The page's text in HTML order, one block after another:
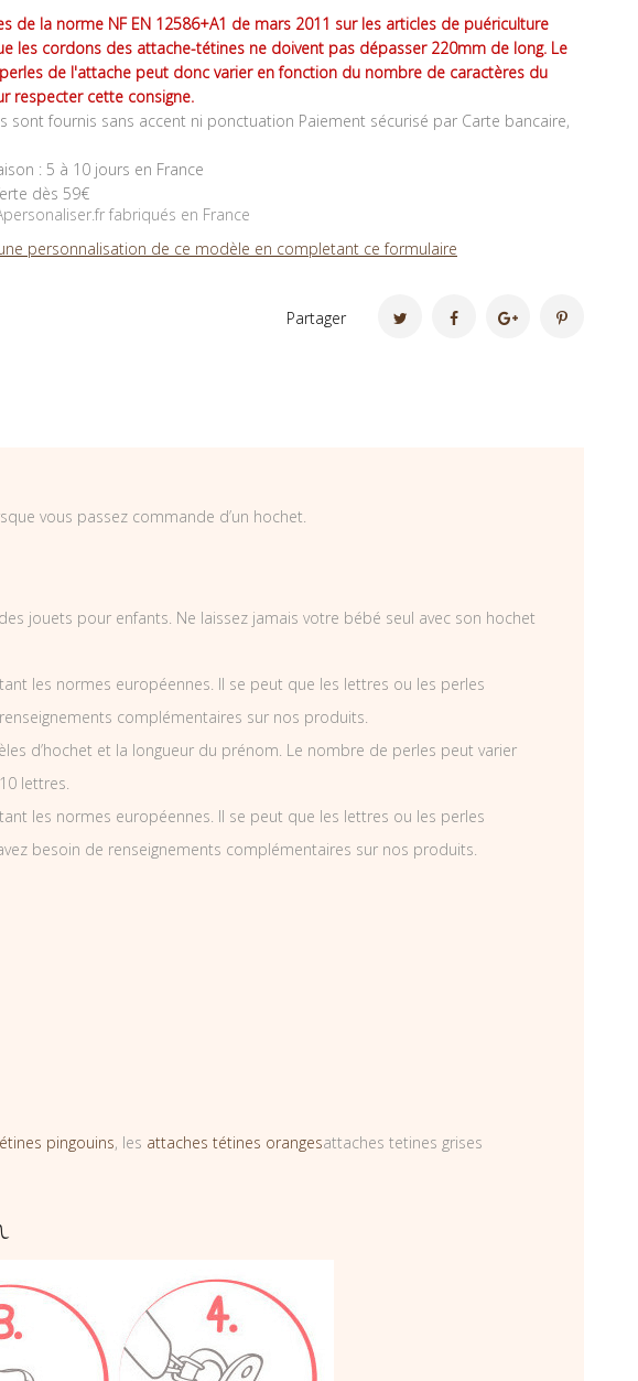
de la norme NF EN 12586+A1 de mars 2011 sur les articles de puériculture
les cordons des attache-tétines ne doivent pas dépasser 220mm de long. Le
de l'attache peut donc varier en fonction du nombre de caractères du
respecter cette consigne.
sont fournis sans accent ni ponctuation Paiement sécurisé par Carte bancaire,
: 5 à 10 jours en France
dès 59€
fabriqués en France
personnalisation de ce modèle en completant ce formulaire
Partager
vous passez commande d’un hochet.
jouets pour enfants. Ne laissez jamais votre bébé seul avec son hochet
les normes européennes. Il se peut que les lettres ou les perles
complémentaires sur nos produits.
d’hochet et la longueur du prénom. Le nombre de perles peut varier
lettres.
les normes européennes. Il se peut que les lettres ou les perles
besoin de renseignements complémentaires sur nos produits.
pingouins, les attaches tétines orangesattaches tetines grises